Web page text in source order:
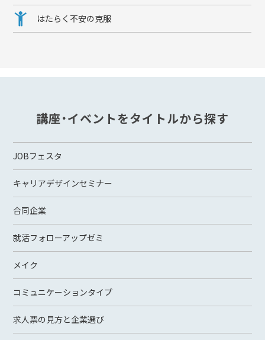
はたらく不安の克服
講座・イベントをタイトルから探す
JOBフェスタ
キャリアデザインセミナー
合同企業
就活フォローアップゼミ
メイク
コミュニケーションタイプ
求人票の見方と企業選び